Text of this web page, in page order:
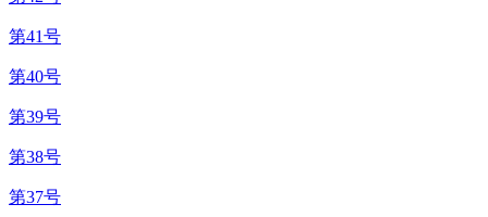
第41号
第40号
第39号
第38号
第37号